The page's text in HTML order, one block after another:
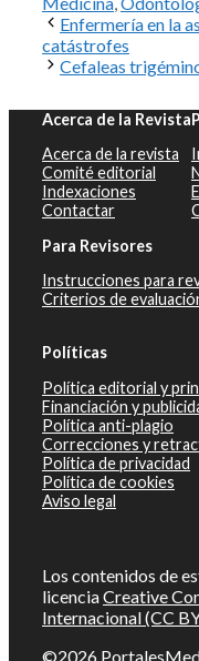
Enfermería en la
catástrofes
Cefaleas
Acerca de la Revista
Acerca de la revista
Comité editorial
Indexaciones
Contactar
Para Revisores
Instrucciones para
Criterios de
Políticas
Política editorial y
Financiación y
Política anti-plagio
Correcciones y
Política de privacidad
Política de cookies
Aviso legal
Los contenidos de
licenciaCreative
Internacional (CC
©2026